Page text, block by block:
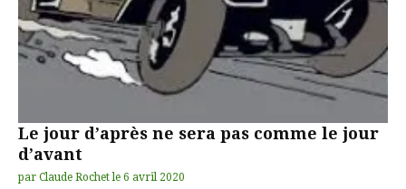
Le jour d’après ne sera pas comme le jour
d’avant
par Claude Rochet le 6 avril 2020